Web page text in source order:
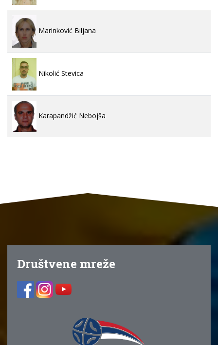
Marinković Biljana
Nikolić Stevica
Karapandžić Nebojša
Društvene mreže